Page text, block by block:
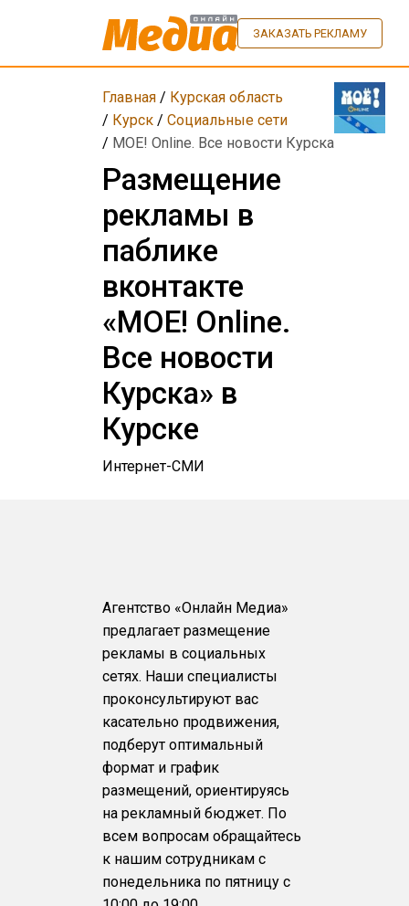
ЗАКАЗАТЬ РЕКЛАМУ
Главная / Курская область
/ Курск /Социальные сети
/ МОЕ! Online. Все новости Курска
Размещение
рекламы в
паблике
вконтакте
«МОЕ! Online.
Все новости
Курска» в
Курске
Интернет-СМИ
Агентство «Онлайн Медиа»
предлагает размещение
рекламы в социальных
сетях. Наши специалисты
проконсультируют вас
касательно продвижения,
подберут оптимальный
формат и график
размещений, ориентируясь
на рекламный бюджет. По
всем вопросам обращайтесь
к нашим сотрудникам с
понедельника по пятницу с